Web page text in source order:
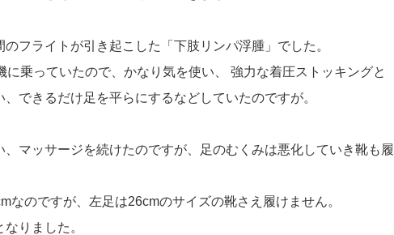
フライトが引き起こした「下肢リンパ浮腫」でした。
に乗っていたので、かなり気を使い、 強力な着圧ストッキングと
できるだけ足を平らにするなどしていたのですが。
、マッサージを続けたのですが、足のむくみは悪化していき靴も履
なのですが、左足は26cmのサイズの靴さえ履けません。
りました。